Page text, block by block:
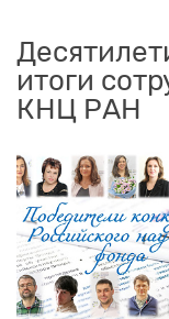
итоги
КНЦ РАН